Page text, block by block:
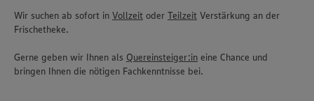
Wir suchen ab sofort in Vollzeit oder Teilzeit Verstärkung an der
Frischetheke.
Gerne geben wir Ihnen als Quereinsteiger:in eine Chance und
bringen Ihnen die nötigen Fachkenntnisse bei.